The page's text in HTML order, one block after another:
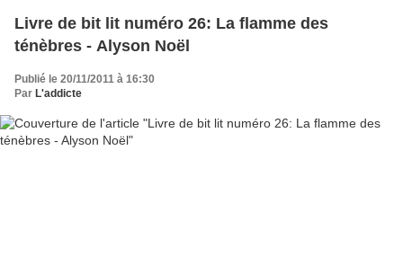
Livre de bit lit numéro 26: La flamme des
ténèbres - Alyson Noël
Publié le 20/11/2011 à 16:30
Par L'addicte